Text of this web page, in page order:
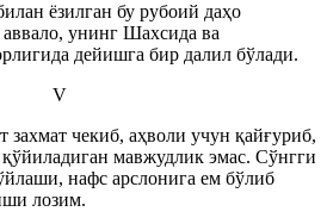
ёзилган бу рубоий даҳо
унинг Шахсида ва
дейишга бир далил бўлади.
V
чекиб, аҳволи учун қайғуриб,
мавжудлик эмас. Сўнгги
нафс арслонига ем бўлиб
лозим.